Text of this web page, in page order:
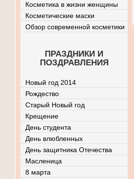
Косметика в жизни женщины
Косметические маски
Обзор современной косметики
ПРАЗДНИКИ И
ПОЗДРАВЛЕНИЯ
Новый год 2014
Рождество
Старый Новый год
Крещение
День студента
День влюбленных
День защитника Отечества
Масленица
8 марта